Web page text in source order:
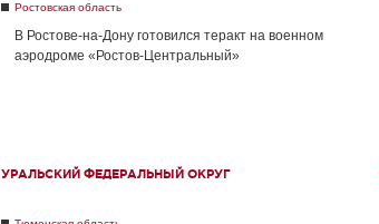
Ростовская область
В Ростове-на-Дону готовился теракт на военном
аэродроме «Ростов-Центральный»
УРАЛЬСКИЙ ФЕДЕРАЛЬНЫЙ ОКРУГ